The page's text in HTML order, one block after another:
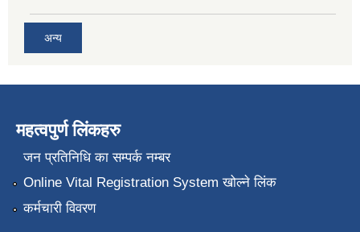
अन्य
महत्वपुर्ण लिंकहरु
जन प्रतिनिधि का सम्पर्क नम्बर
Online Vital Registration System खोल्ने लिंक
कर्मचारी विवरण